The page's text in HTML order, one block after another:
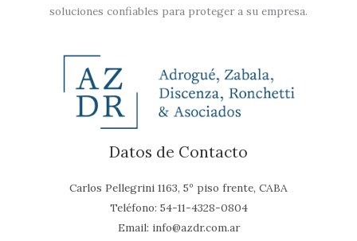
soluciones confiables para proteger a su empresa.
Datos de Contacto
Carlos Pellegrini 1163, 5º piso frente, CABA
Teléfono: 54-11-4328-0804
Email: info@azdr.com.ar